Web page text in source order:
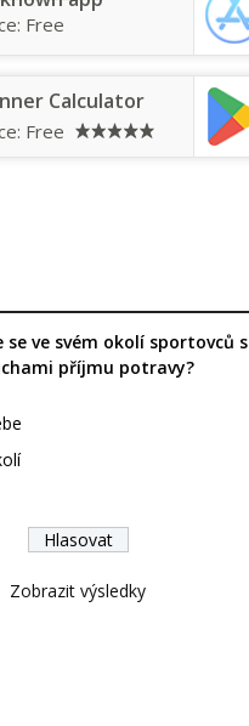
Free
Calculator
Free
se ve svém okolí sportovců s
příjmu potravy?
Zobrazit výsledky